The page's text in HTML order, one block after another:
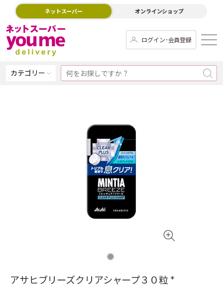
ネットスーパー オンラインショップ
ログイン･会員登録
カテゴリー
アサヒブリーズクリアシャープ３０粒 *